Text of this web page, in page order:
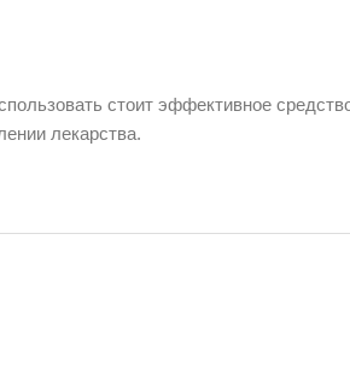
стоит эффективное
лекарства.